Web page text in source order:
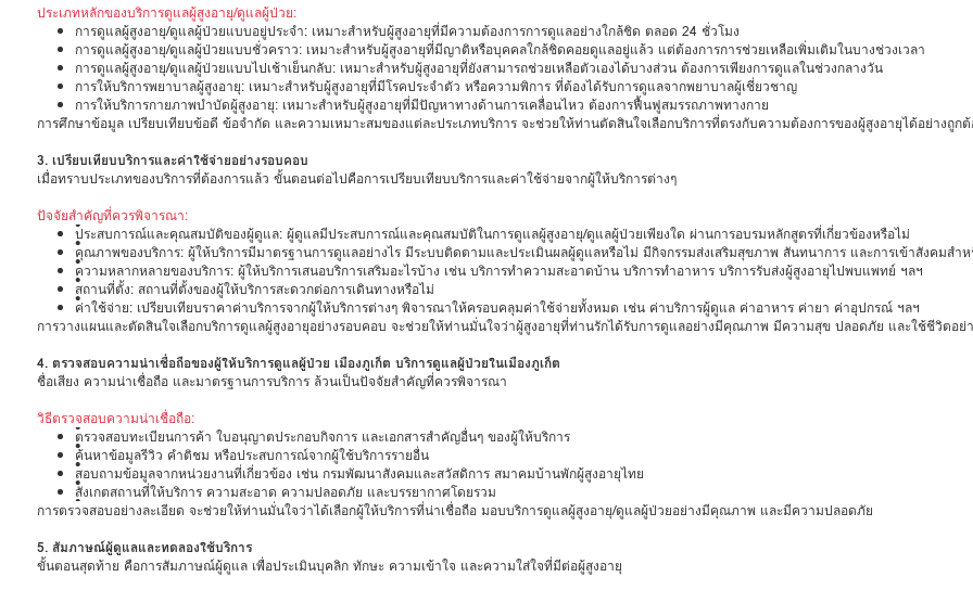
ประเภทหลักของบริการดูแลผู้สูงอายุ/ดูแลผู้ป่วย:
การดูแลผู้สูงอายุ/ดูแลผู้ป่วยแบบอยู่ประจำ: เหมาะสำหรับผู้สูงอายุที่มีความต้องการการดูแลอย่างใกล้ชิด ตลอด 24 ชั่วโมง
การดูแลผู้สูงอายุ/ดูแลผู้ป่วยแบบชั่วคราว: เหมาะสำหรับผู้สูงอายุที่มีญาติหรือบุคคลใกล้ชิดคอยดูแลอยู่แล้ว แต่ต้องการการช่วยเหลือเพิ่มเติมในบางช่วงเวลา
การดูแลผู้สูงอายุ/ดูแลผู้ป่วยแบบไปเช้าเย็นกลับ: เหมาะสำหรับผู้สูงอายุที่ยังสามารถช่วยเหลือตัวเองได้บางส่วน ต้องการเพียงการดูแลในช่วงกลางวัน
การให้บริการพยาบาลผู้สูงอายุ: เหมาะสำหรับผู้สูงอายุที่มีโรคประจำตัว หรือความพิการ ที่ต้องได้รับการดูแลจากพยาบาลผู้เชี่ยวชาญ
การให้บริการกายภาพบำบัดผู้สูงอายุ: เหมาะสำหรับผู้สูงอายุที่มีปัญหาทางด้านการเคลื่อนไหว ต้องการฟื้นฟูสมรรถภาพทางกาย
การศึกษาข้อมูล เปรียบเทียบข้อดี ข้อจำกัด และความเหมาะสมของแต่ละประเภทบริการ จะช่วยให้ท่านตัดสินใจเลือกบริการที่ตรงกับความต้องการของผู้สูงอายุได้อย่างถูกต้
3. เปรียบเทียบบริการและค่าใช้จ่ายอย่างรอบคอบ
เมื่อทราบประเภทของบริการที่ต้องการแล้ว ขั้นตอนต่อไปคือการเปรียบเทียบบริการและค่าใช้จ่ายจากผู้ให้บริการต่างๆ
ปัจจัยสำคัญที่ควรพิจารณา:
•
ประสบการณ์และคุณสมบัติของผู้ดูแล: ผู้ดูแลมีประสบการณ์และคุณสมบัติในการดูแลผู้สูงอายุ/ดูแลผู้ป่วยเพียงใด ผ่านการอบรมหลักสูตรที่เกี่ยวข้องหรือไม่
•คุณภาพของบริการ: ผู้ให้บริการมีมาตรฐานการดูแลอย่างไร มีระบบติดตามและประเมินผลผู้ดูแลหรือไม่ มีกิจกรรมส่งเสริมสุขภาพ สันทนาการ และการเข้าสังคมสำ
•ความหลากหลายของบริการ: ผู้ให้บริการเสนอบริการเสริมอะไรบ้าง เช่น บริการทำความสะอาดบ้าน บริการทำอาหาร บริการรับส่งผู้สูงอายุไปพบแพทย์ ฯลฯ
•สถานที่ตั้ง: สถานที่ตั้งของผู้ให้บริการสะดวกต่อการเดินทางหรือไม่
•ค่าใช้จ่าย: เปรียบเทียบราคาค่าบริการจากผู้ให้บริการต่างๆ พิจารณาให้ครอบคลุมค่าใช้จ่ายทั้งหมด เช่น ค่าบริการผู้ดูแล ค่าอาหาร ค่ายา ค่าอุปกรณ์ ฯลฯ
การวางแผนและตัดสินใจเลือกบริการดูแลผู้สูงอายุอย่างรอบคอบ จะช่วยให้ท่านมั่นใจว่าผู้สูงอายุที่ท่านรักได้รับการดูแลอย่างมีคุณภาพ มีความสุข ปลอดภัย และใช้ชีวิตอย่
4. ตรวจสอบความน่าเชื่อถือของผู้ให้บริการดูแลผู้ป่วย เมืองภูเก็ต บริการดูแลผู้ป่วยในเมืองภูเก็ต
ชื่อเสียง ความน่าเชื่อถือ และมาตรฐานการบริการ ล้วนเป็นปัจจัยสำคัญที่ควรพิจารณา
วิธีตรวจสอบความน่าเชื่อถือ:
•ตรวจสอบทะเบียนการค้า ใบอนุญาตประกอบกิจการ และเอกสารสำคัญอื่นๆ ของผู้ให้บริการ
•ค้นหาข้อมูลรีวิว คำติชม หรือประสบการณ์จากผู้ใช้บริการรายอื่น
•สอบถามข้อมูลจากหน่วยงานที่เกี่ยวข้อง เช่น กรมพัฒนาสังคมและสวัสดิการ สมาคมบ้านพักผู้สูงอายุไทย
•สังเกตสถานที่ให้บริการ ความสะอาด ความปลอดภัย และบรรยากาศโดยรวม
•
การตรวจสอบอย่างละเอียด จะช่วยให้ท่านมั่นใจว่าได้เลือกผู้ให้บริการที่น่าเชื่อถือ มอบบริการดูแลผู้สูงอายุ/ดูแลผู้ป่วยอย่างมีคุณภาพ และมีความปลอดภัย
5. สัมภาษณ์ผู้ดูแลและทดลองใช้บริการ
ขั้นตอนสุดท้าย คือการสัมภาษณ์ผู้ดูแล เพื่อประเมินบุคลิก ทักษะ ความเข้าใจ และความใส่ใจที่มีต่อผู้สูงอายุ